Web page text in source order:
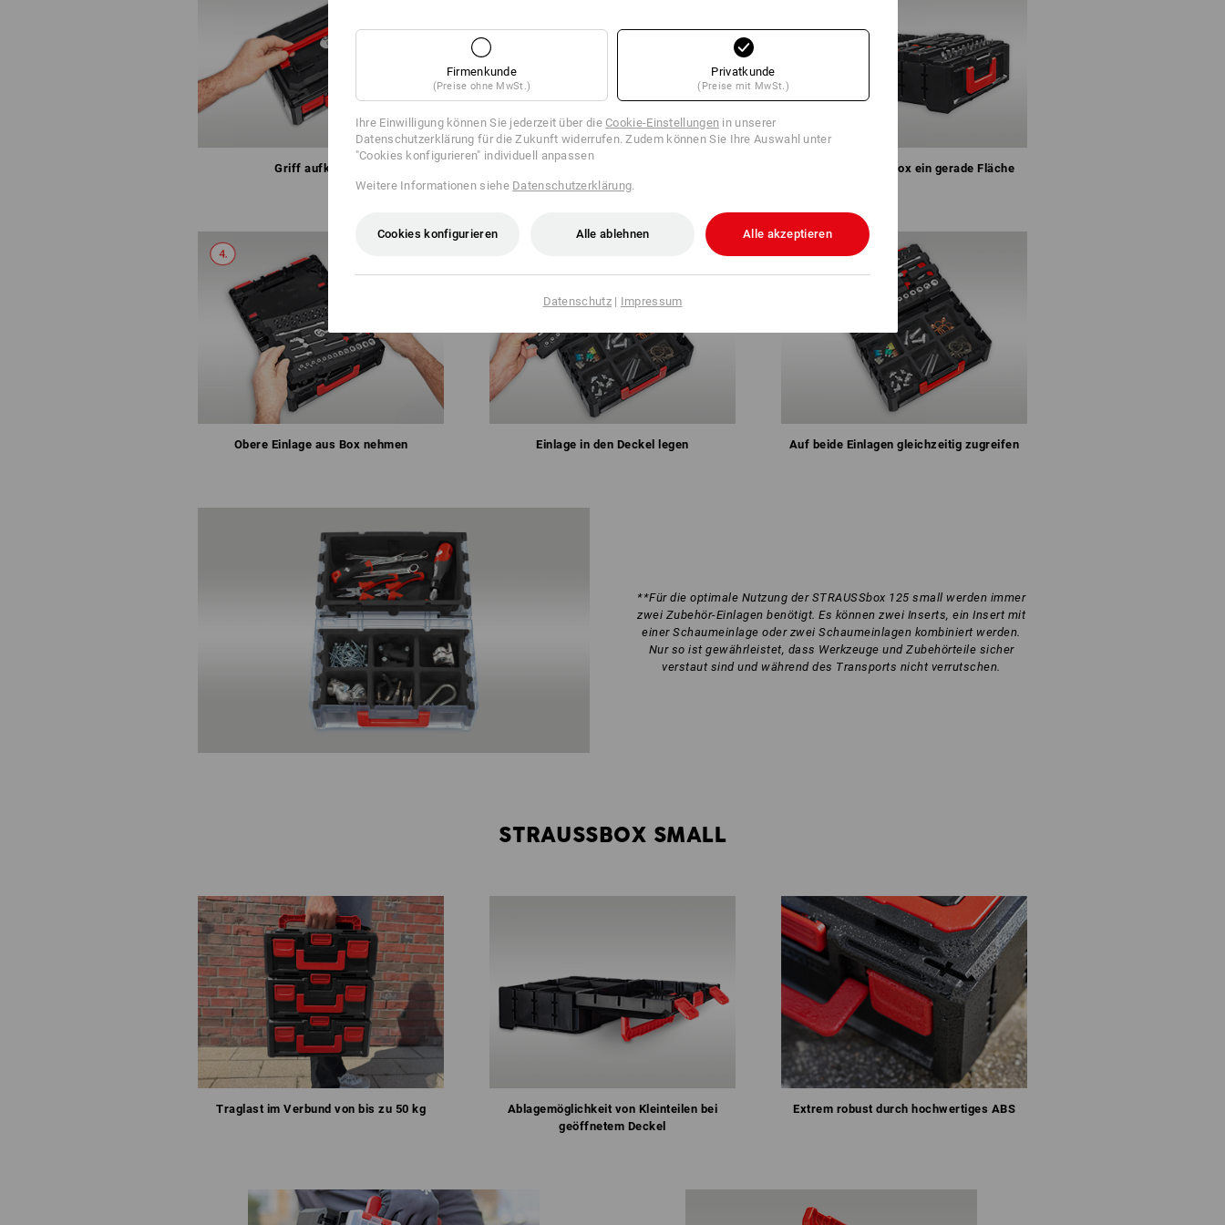
Griff aufklappen Deckel bildet mit Box ein gerade Fläche
Obere Einlage aus Box nehmen Einlage in den Deckel legen Auf beide Einlagen gleichzeitig zugreifen
**Für die optimale Nutzung der STRAUSSbox 125 small werden immer
zwei Zubehör-Einlagen benötigt. Es können zwei Inserts, ein Insert mit
einer Schaumeinlage oder zwei Schaumeinlagen kombiniert werden.
Nur so ist gewährleistet, dass Werkzeuge und Zubehörteile sicher
verstaut sind und während des Transports nicht verrutschen.
STRAUSSBOX SMALL
Traglast im Verbund von bis zu 50 kg
Ablagemöglichkeit von Kleinteilen bei
geöffnetem Deckel
Extrem robust durch hochwertiges ABS
Firmenkunde
(Preise ohne MwSt.)
Privatkunde
(Preise mit MwSt.)
Ihre Einwilligung können Sie jederzeit über dieCookie-Einstellungen in unserer
Datenschutzerklärung für die Zukunft widerrufen. Zudem können Sie Ihre Auswahl unter
"Cookies konfigurieren" individuell anpassen
Weitere Informationen siehe Datenschutzerklärung.
Cookies konfigurieren Alle ablehnen Alle akzeptieren
Datenschutz| Impressum